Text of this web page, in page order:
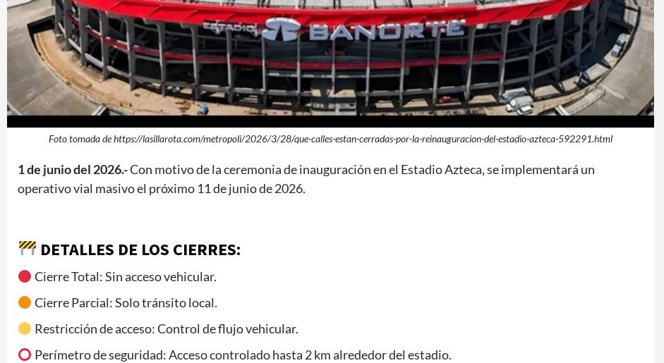
Foto tomada de https://lasillarota.com/metropoli/2026/3/28/que-calles-estan-cerradas-por-la-reinauguracion-del-estadio-azteca-592291.html
1 de junio del 2026.-Con motivo de la ceremonia de inauguración en el Estadio Azteca, se implementará un
operativo vial masivo el próximo 11 de junio de 2026.
DETALLES DE LOS CIERRES:
Cierre Total: Sin acceso vehicular.
Cierre Parcial: Solo tránsito local.
Restricción de acceso: Control de flujo vehicular.
Perímetro de seguridad: Acceso controlado hasta 2 km alrededor del estadio.